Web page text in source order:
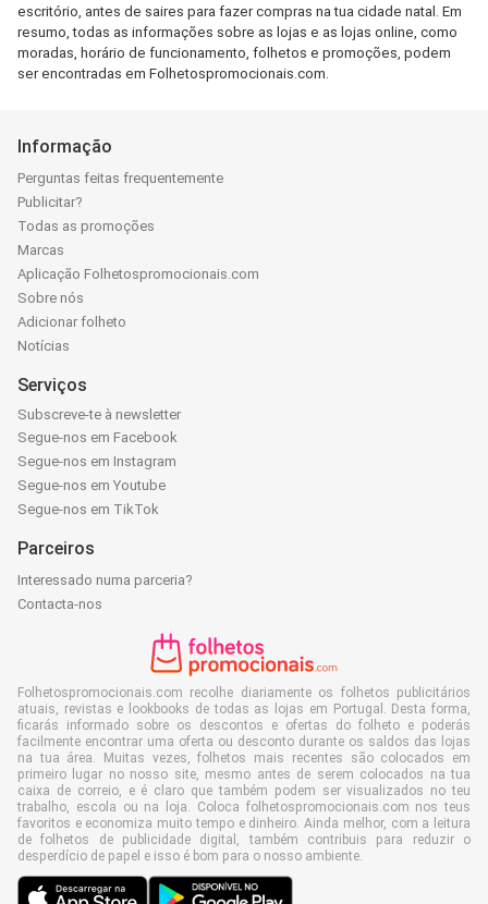
escritório, antes de saires para fazer compras na tua cidade natal. Em
resumo, todas as informações sobre as lojas e as lojas online, como
moradas, horário de funcionamento, folhetos e promoções, podem
ser encontradas em Folhetospromocionais.com.
Informação
Perguntas feitas frequentemente
Publicitar?
Todas as promoções
Marcas
Aplicação Folhetospromocionais.com
Sobre nós
Adicionar folheto
Notícias
Serviços
Subscreve-te à newsletter
Segue-nos em Facebook
Segue-nos em Instagram
Segue-nos em Youtube
Segue-nos em TikTok
Parceiros
Interessado numa parceria?
Contacta-nos
Folhetospromocionais.com recolhe diariamente os folhetos publicitários
atuais, revistas e lookbooks de todas as lojas em Portugal. Desta forma,
ficarás informado sobre os descontos e ofertas do folheto e poderás
facilmente encontrar uma oferta ou desconto durante os saldos das lojas
na tua área. Muitas vezes, folhetos mais recentes são colocados em
primeiro lugar no nosso site, mesmo antes de serem colocados na tua
caixa de correio, e é claro que também podem ser visualizados no teu
trabalho, escola ou na loja. Coloca folhetospromocionais.com nos teus
favoritos e economiza muito tempo e dinheiro. Ainda melhor, com a leitura
de folhetos de publicidade digital, também contribuis para reduzir o
desperdício de papel e isso é bom para o nosso ambiente.